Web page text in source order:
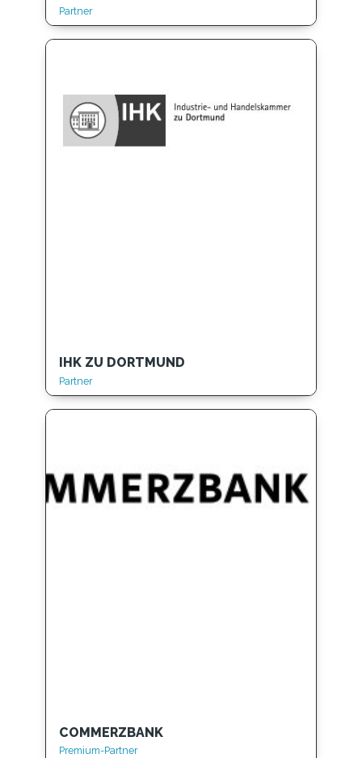
Partner
IHK ZU DORTMUND
Partner
COMMERZBANK
Premium-Partner